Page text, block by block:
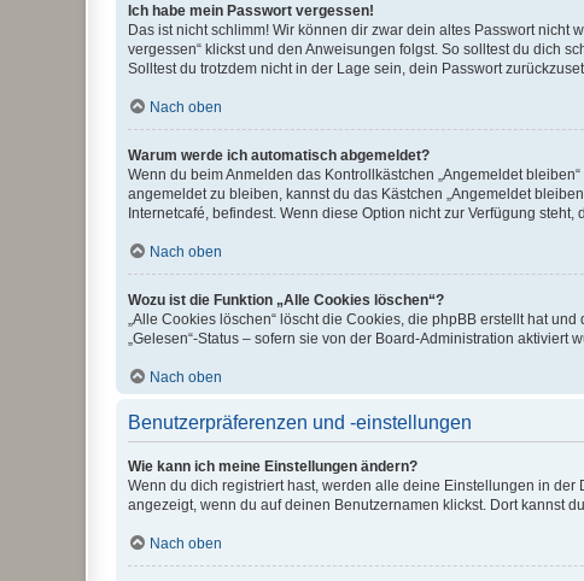
Ich habe mein Passwort vergessen!
Das ist nicht schlimm! Wir können dir zwar dein altes Passwort nicht
vergessen“ klickst und den Anweisungen folgst. So solltest du dich
Solltest du trotzdem nicht in der Lage sein, dein Passwort
Nach oben
Warum werde ich automatisch abgemeldet?
Wenn du beim Anmelden das Kontrollkästchen „Angemeldet
angemeldet zu bleiben, kannst du das Kästchen „Angemeldet
Internetcafé, befindest. Wenn diese Option nicht zur Verfügung
Nach oben
Wozu ist die Funktion „Alle Cookies löschen“?
„Alle Cookies löschen“ löscht die Cookies, die phpBB erstellt hat
„Gelesen“-Status – sofern sie von der Board-Administration
Nach oben
Benutzerpräferenzen und -einstellungen
Wie kann ich meine Einstellungen ändern?
Wenn du dich registriert hast, werden alle deine Einstellungen in
angezeigt, wenn du auf deinen Benutzernamen klickst. Dort kannst
Nach oben